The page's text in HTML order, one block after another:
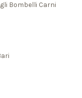
Bombelli Carni